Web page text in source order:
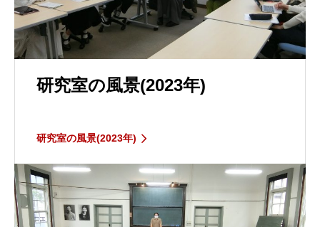
研究室の風景(2023年)
研究室の風景(2023年)